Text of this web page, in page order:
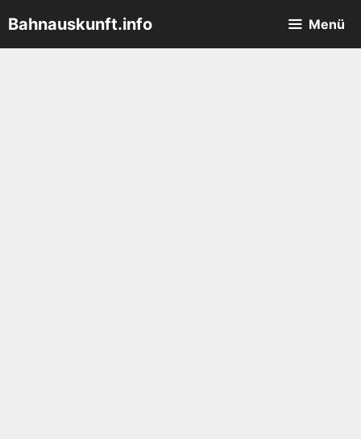
Inhalt
springen
Bahnauskunft.info Menü